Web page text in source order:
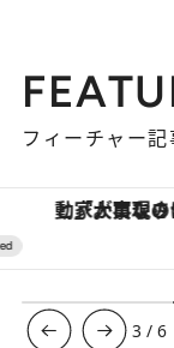
フィーチャー記
3 /6